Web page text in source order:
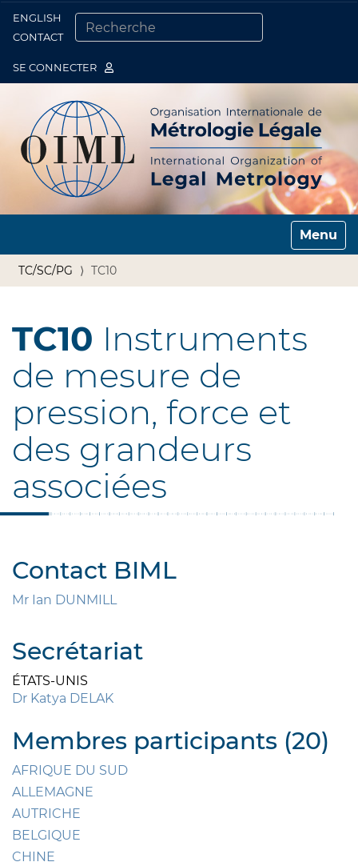
ENGLISH
CONTACT
SE CONNECTER
Toggle
TC/SC/PG TC10
TC10 Instruments
de mesure de
pression, force et
des grandeurs
associées
Contact BIML
Mr Ian DUNMILL
Secrétariat
ÉTATS-UNIS
Dr Katya DELAK
Membres participants (20)
AFRIQUE DU SUD
ALLEMAGNE
AUTRICHE
BELGIQUE
CHINE